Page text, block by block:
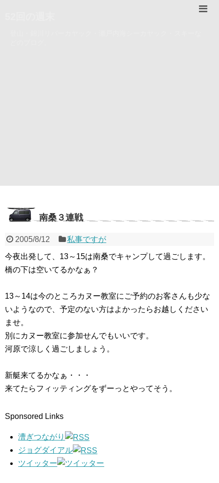
南桑３連戦
2005/8/12 私事ですが
今夜出発して、13～15は南桑でキャンプして過ごします。
橋の下は空いてるかなぁ？
13～14は今のところカヌー教室にご予約のお客さんも少な
いようなので、予定のない方はよかったらお越しください
ませ。
別にカヌー教室に参加せんでもいいです。
河原で涼しく過ごしましょう。
新艇来てるかなぁ・・・
来てたらフィッティングをずーっとやってそう。
Sponsored Links
漕ぎつながり
ジョグダイアル
ツイッター